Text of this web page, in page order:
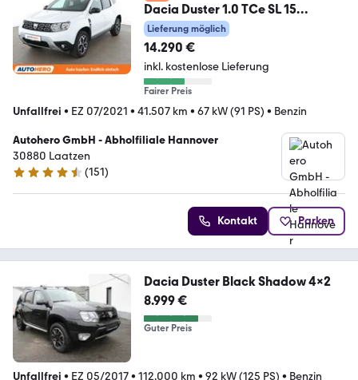
Dacia Duster 1.0 TCe SL 15
Ans*NAVI*CAM*AHK*PDC*KLIMA
*
Lieferung möglich
14.290 €
inkl. kostenlose Lieferung
Fairer Preis
Unfallfrei • EZ 07/2021 • 41.507 km • 67 kW (91 PS) • Benzin
Autohero GmbH - Abholfiliale Hannover
30880 Laatzen
4.7 Sterne
(151)
Kontakt Parken
Dacia Duster Black Shadow 4x2
8.999 €
Guter Preis
Unfallfrei • EZ 05/2017• 112.000 km • 92 kW (125 PS) • Benzin